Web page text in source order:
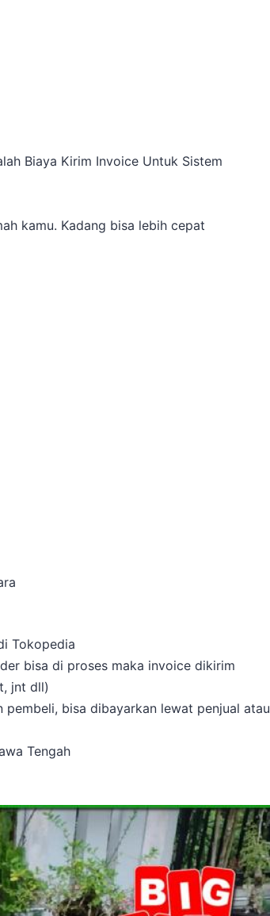
Biaya Kirim Invoice Untuk Sistem
kamu. Kadang bisa lebih cepat
Tokopedia
bisa di proses maka invoice dikirim
jnt dll)
bisa dibayarkan lewat penjual atau
Tengah